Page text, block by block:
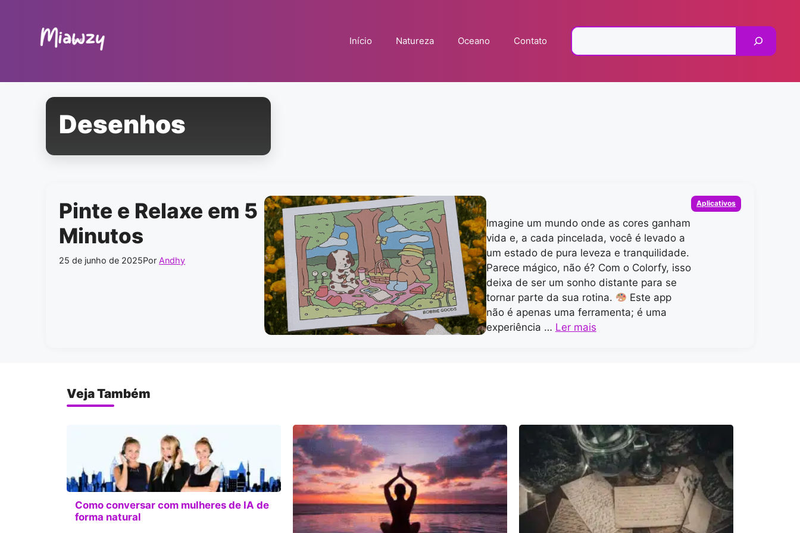
Início Natureza Oceano Contato
Desenhos
Pinte e Relaxe em 5
Minutos
25 de junho de 2025Por Andhy
Imagine um mundo onde as cores ganham
vida e, a cada pincelada, você é levado a
um estado de pura leveza e tranquilidade.
Parece mágico, não é? Com o Colorfy, isso
deixa de ser um sonho distante para se
tornar parte da sua rotina.
Este app
não é apenas uma ferramenta; é uma
experiência … Ler mais
Categorias
Aplicativos
Veja Também
Como conversar com mulheres de IA de
forma natural